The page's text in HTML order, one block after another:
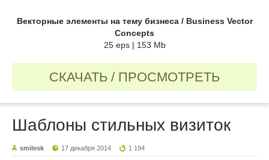
Векторные элементы на тему бизнеса / Business Vector
Concepts
25 eps | 153 Mb
СКАЧАТЬ / ПРОСМОТРЕТЬ
Шаблоны стильных визиток
smilesk 17 декабря 2014 1 194